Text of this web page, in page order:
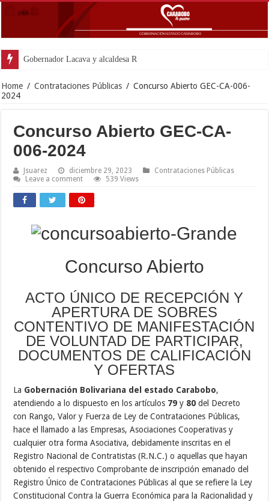
Gobernador Lacava y alcaldesa Riera supervisaron avances de rec
Home / Contrataciones Públicas / Concurso Abierto GEC-CA-006-
2024
Concurso Abierto GEC-CA-
006-2024
Jsuarez diciembre 29, 2023
Contrataciones Públicas
Leave a comment
539 Views
Concurso Abierto
ACTO ÚNICO DE RECEPCIÓN Y
APERTURA DE SOBRES
CONTENTIVO DE MANIFESTACIÓN
DE VOLUNTAD DE PARTICIPAR,
DOCUMENTOS DE CALIFICACIÓN
Y OFERTAS
La Gobernación Bolivariana del estado Carabobo,
atendiendo a lo dispuesto en los artículos 79 y 80 del Decreto
con Rango, Valor y Fuerza de Ley de Contrataciones Públicas,
hace el llamado a las Empresas, Asociaciones Cooperativas y
cualquier otra forma Asociativa, debidamente inscritas en el
Registro Nacional de Contratistas (R.N.C.) o aquellas que hayan
obtenido el respectivo Comprobante de inscripción emanado del
Registro Único de Contrataciones Públicas al que se refiere la Ley
Constitucional Contra la Guerra Económica para la Racionalidad y